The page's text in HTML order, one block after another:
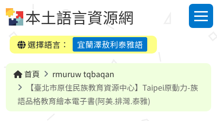
本土語言資源網
選單
選擇語言：
宜蘭澤敖利泰雅語
首頁
rmuruw tqbaqan
【臺北市原住民族教育資源中心】Taipei原動力-族
語品格教育繪本電子書(阿美.排灣.泰雅)